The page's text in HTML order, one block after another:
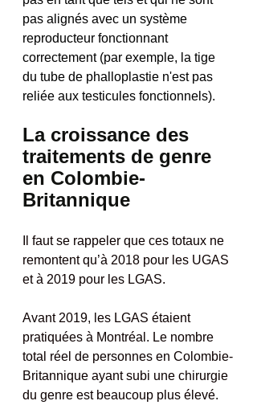
pas alignés avec un système
reproducteur fonctionnant
correctement (par exemple, la tige
du tube de phalloplastie n'est pas
reliée aux testicules fonctionnels).
La croissance des
traitements de genre
en Colombie-
Britannique
Il faut se rappeler que ces totaux ne
remontent qu’à 2018 pour les UGAS
et à 2019 pour les LGAS.
Avant 2019, les LGAS étaient
pratiquées à Montréal. Le nombre
total réel de personnes en Colombie-
Britannique ayant subi une chirurgie
du genre est beaucoup plus élevé.